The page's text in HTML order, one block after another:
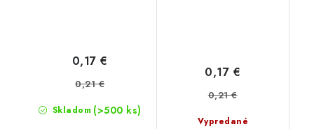
Skladom (>500 ks)
0,17 €
0,21 €
Vypredané
0,17 €
0,21 €